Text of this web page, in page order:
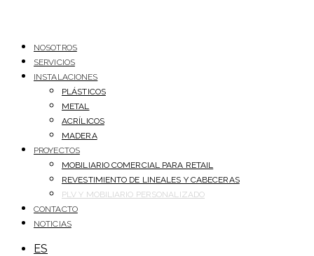
NOSOTROS
SERVICIOS
INSTALACIONES
PLÁSTICOS
METAL
ACRÍLICOS
MADERA
PROYECTOS
MOBILIARIO COMERCIAL PARA RETAIL
REVESTIMIENTO DE LINEALES Y CABECERAS
PLV Y MOBILIARIO PERSONALIZADO
CONTACTO
NOTICIAS
ES